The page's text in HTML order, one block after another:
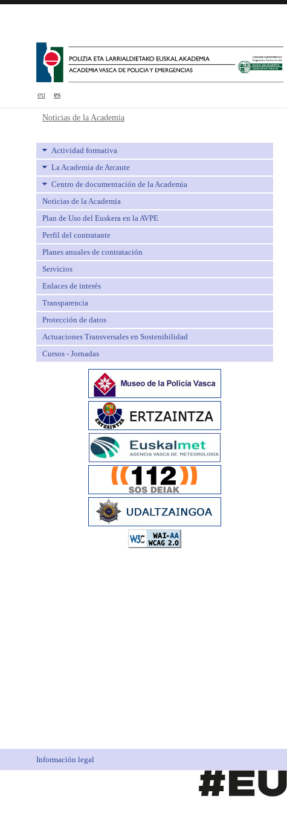
eu es
Noticias de la Academia - avpe
Noticias de la Academia
Actividad formativa
La Academia de Arcaute
Centro de documentación de la Academia
Noticias de la Academia
Plan de Uso del Euskera en la AVPE
Perfil del contratante
Planes anuales de contratación
Servicios
Enlaces de interés
Transparencia
Protección de datos
Actuaciones Transversales en Sostenibilidad
Cursos - Jornadas
Información legal